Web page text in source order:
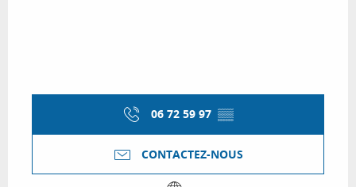
06 72 59 97 ▒▒
CONTACTEZ-NOUS